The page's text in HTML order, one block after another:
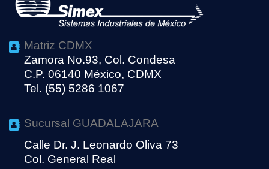
Matriz CDMX
Zamora No.93, Col. Condesa
C.P. 06140 México, CDMX
Tel. (55) 5286 1067
Sucursal GUADALAJARA
Calle Dr. J. Leonardo Oliva 73
Col. General Real